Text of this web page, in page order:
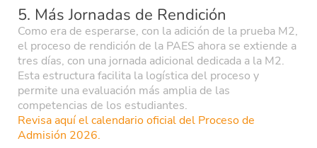
5. Más Jornadas de Rendición
Como era de esperarse, con la adición de la prueba M2,
el proceso de rendición de la PAES ahora se extiende a
tres días, con una jornada adicional dedicada a la M2.
Esta estructura facilita la logística del proceso y
permite una evaluación más amplia de las
competencias de los estudiantes.
Revisa aquí el calendario oficial del Proceso de
Admisión 2026.